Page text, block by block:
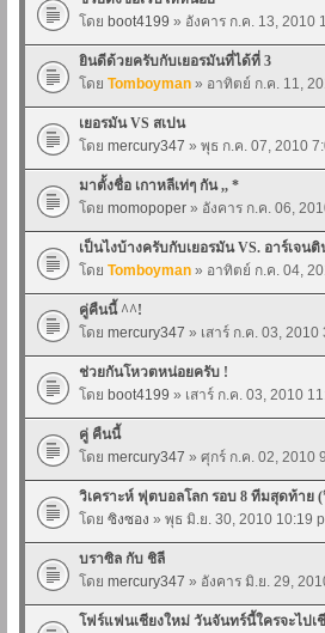
โดย boot4199 » อังคาร ก.ค. 13, 2010
ยินดีด้วยครับกับเยอรมันที่ได้ที่ 3
โดย Tomboyman » อาทิตย์ ก.ค. 11,
เยอรมัน VS สเปน
โดย mercury347 » พุธ ก.ค. 07, 2010
มาตั้งชื่อ เกาหลีเท่ๆ กัน ,, *
โดย momopoper » อังคาร ก.ค. 06,
เป็นไงบ้างครับกับเยอรมัน VS. อาร์เจนติ
โดย Tomboyman » อาทิตย์ ก.ค. 04,
คู่คืนนี้ ^^!
โดย mercury347 » เสาร์ ก.ค. 03, 2010
ช่วยกันโหวตหน่อยครับ !
โดย boot4199 » เสาร์ ก.ค. 03, 2010
คู่ คืนนี้
โดย mercury347 » ศุกร์ ก.ค. 02, 2010
วิเคราะห์ ฟุตบอลโลก รอบ 8 ทีมสุดท้าย (
โดย ซิงซอง » พุธ มิ.ย. 30, 2010 10:19
บราซิล กับ ชิลี
โดย mercury347 » อังคาร มิ.ย. 29,
โฟร์แฟนเชียงใหม่ วันจันทร์นี้ใครจะไปเ